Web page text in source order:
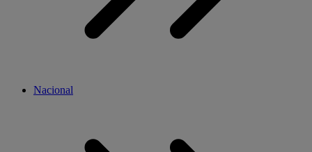
Nacional